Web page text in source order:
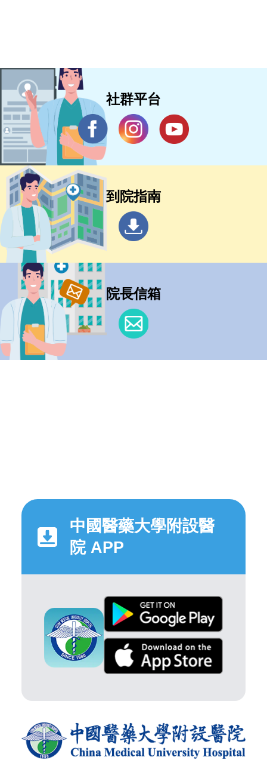
社群平台
到院指南
院長信箱
中國醫藥大學附設醫
院 APP